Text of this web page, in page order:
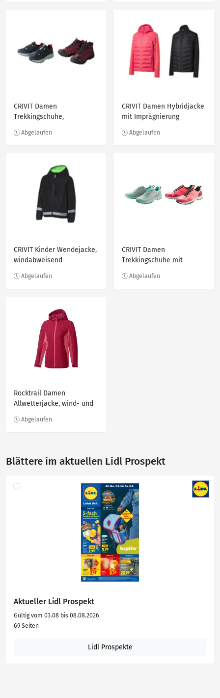
CRIVIT Damen
Trekkingschuhe,
CRIVIT Damen Hybridjacke
mit Imprägnierung
CRIVIT Kinder Wendejacke,
windabweisend
CRIVIT Damen
Trekkingschuhe mit
Rocktrail Damen
Allwetterjacke, wind- und
Blättere im aktuellen Lidl Prospekt
Aktueller Lidl Prospekt
Gültig vom 03.08 bis 08.08.2026
69 Seiten
Lidl Prospekte